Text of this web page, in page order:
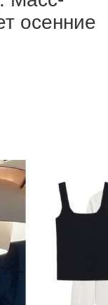
осенние